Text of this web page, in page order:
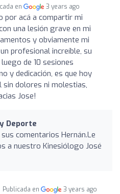
en 3 years ago
por acá a compartir mi
una lesión grave en mi
y obviamente mi
profesional increíble, su
de 10 sesiones
y dedicación, es que hoy
sin dolores ni molestias,
Jose!
Deporte
comentarios Hernán.Le
a nuestro Kinesiólogo José
Publicada en 3 years ago